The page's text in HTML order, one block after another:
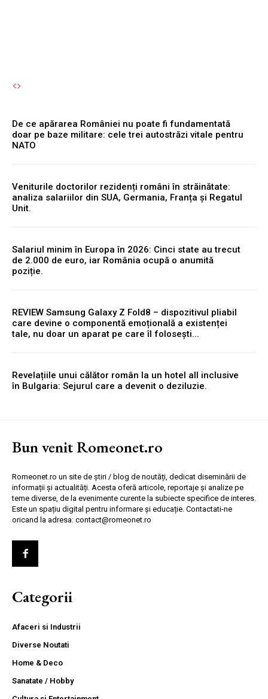
De ce apărarea României nu poate fi fundamentată
doar pe baze militare: cele trei autostrăzi vitale pentru
NATO
Veniturile doctorilor rezidenți români în străinătate:
analiza salariilor din SUA, Germania, Franța și Regatul
Unit.
Salariul minim în Europa în 2026: Cinci state au trecut
de 2.000 de euro, iar România ocupă o anumită
poziție.
REVIEW Samsung Galaxy Z Fold8 – dispozitivul pliabil
care devine o componentă emoțională a existenței
tale, nu doar un aparat pe care îl folosești...
Revelațiile unui călător român la un hotel all inclusive
în Bulgaria: Sejurul care a devenit o deziluzie.
Bun venit Romeonet.ro
Romeonet.ro un site de știri / blog de noutăți, dedicat diseminării de
informații și actualități. Acesta oferă articole, reportaje și analize pe
teme diverse, de la evenimente curente la subiecte specifice de interes.
Este un spațiu digital pentru informare și educație. Contactati-ne
oricand la adresa: contact@romeonet.ro
Categorii
Afaceri si Industrii
Diverse Noutati
Home & Deco
Sanatate / Hobby